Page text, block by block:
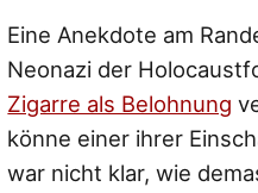
Eine Anekdote am
Neonazi der
Zigarre als Belohnung
könne einer ihrer
war nicht klar, wie